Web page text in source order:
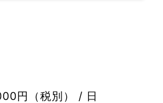
円（税別） / 日